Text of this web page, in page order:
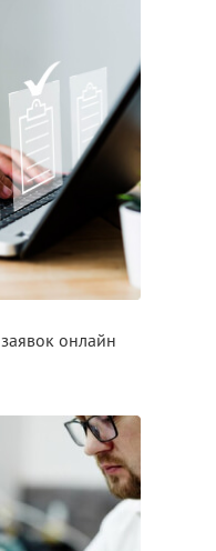
заявок онлайн